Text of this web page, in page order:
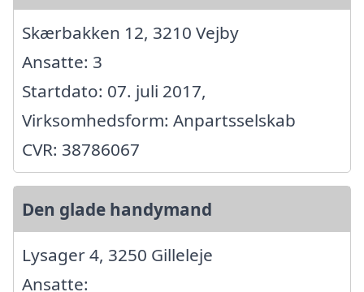
Skærbakken 12, 3210 Vejby
Ansatte: 3
Startdato: 07. juli 2017,
Virksomhedsform: Anpartsselskab
CVR: 38786067
Den glade handymand
Lysager 4, 3250 Gilleleje
Ansatte: